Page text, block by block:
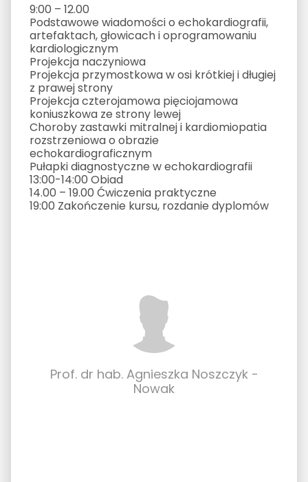
9:00 – 12.00
Podstawowe wiadomości o echokardiografii,
artefaktach, głowicach i oprogramowaniu
kardiologicznym
Projekcja naczyniowa
Projekcja przymostkowa w osi krótkiej i długiej
z prawej strony
Projekcja czterojamowa pięciojamowa
koniuszkowa ze strony lewej
Choroby zastawki mitralnej i kardiomiopatia
rozstrzeniowa o obrazie
echokardiograficznym
Pułapki diagnostyczne w echokardiografii
13:00-14:00 Obiad
14.00 – 19.00 Ćwiczenia praktyczne
19:00 Zakończenie kursu, rozdanie dyplomów
Prof. dr hab. Agnieszka Noszczyk -
Nowak